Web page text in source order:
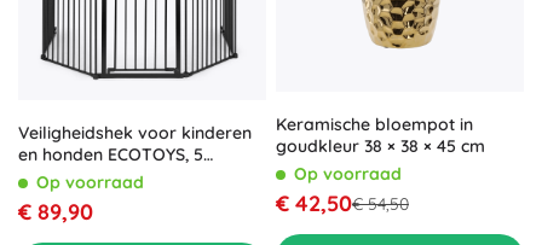
Veiligheidshek voor kinderen
en honden ECOTOYS, 5
panelen, metalen, zwart
Op voorraad
€ 89,90
Keramische bloempot in
goudkleur 38 × 38 × 45 cm
Op voorraad
€ 42,50€ 54,50